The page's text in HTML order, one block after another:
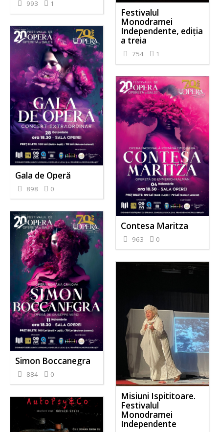
Festivalul
Monodramei
Independente, ediția
a treia
754 1
993 1
Gala de Operă
898 0
Contesa Maritza
963 0
Simon Boccanegra
884 0
Misiuni Ispititoare.
Festivalul
Monodramei
Independente